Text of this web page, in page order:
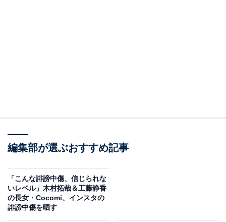
編集部が選ぶおすすめ記事
「こんな誹謗中傷、信じられな
いレベル」木村拓哉＆工藤静香
の長女・Cocomi、インスタの
誹謗中傷を晒す